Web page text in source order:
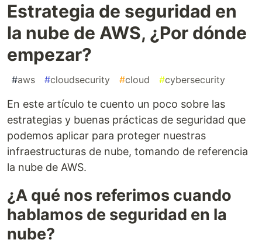
Estrategia de seguridad en
la nube de AWS, ¿Por dónde
empezar?
#aws #cloudsecurity #cloud #cybersecurity
En este artículo te cuento un poco sobre las
estrategias y buenas prácticas de seguridad que
podemos aplicar para proteger nuestras
infraestructuras de nube, tomando de referencia
la nube de AWS.
¿A qué nos referimos cuando
hablamos de seguridad en la
nube?